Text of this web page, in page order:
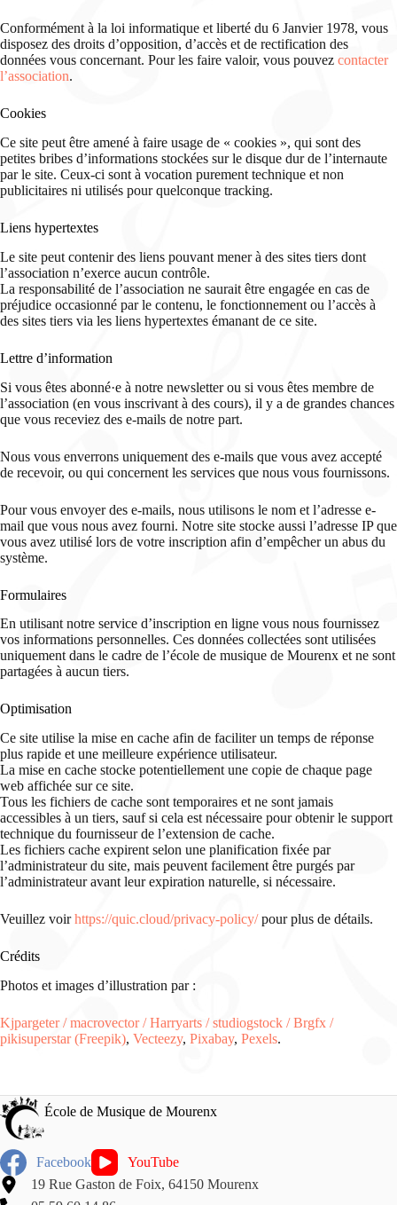
Conformément à la loi informatique et liberté du 6 Janvier 1978, vous
disposez des droits d’opposition, d’accès et de rectification des
données vous concernant. Pour les faire valoir, vous pouvez contacter
l’association.
Cookies
Ce site peut être amené à faire usage de « cookies », qui sont des
petites bribes d’informations stockées sur le disque dur de l’internaute
par le site. Ceux-ci sont à vocation purement technique et non
publicitaires ni utilisés pour quelconque tracking.
Liens hypertextes
Le site peut contenir des liens pouvant mener à des sites tiers dont
l’association n’exerce aucun contrôle.
La responsabilité de l’association ne saurait être engagée en cas de
préjudice occasionné par le contenu, le fonctionnement ou l’accès à
des sites tiers via les liens hypertextes émanant de ce site.
Lettre d’information
Si vous êtes abonné·e à notre newsletter ou si vous êtes membre de
l’association (en vous inscrivant à des cours), il y a de grandes chances
que vous receviez des e-mails de notre part.
Nous vous enverrons uniquement des e-mails que vous avez accepté
de recevoir, ou qui concernent les services que nous vous fournissons.
Pour vous envoyer des e-mails, nous utilisons le nom et l’adresse e-
mail que vous nous avez fourni. Notre site stocke aussi l’adresse IP que
vous avez utilisé lors de votre inscription afin d’empêcher un abus du
système.
Formulaires
En utilisant notre service d’inscription en ligne vous nous fournissez
vos informations personnelles. Ces données collectées sont utilisées
uniquement dans le cadre de l’école de musique de Mourenx et ne sont
partagées à aucun tiers.
Optimisation
Ce site utilise la mise en cache afin de faciliter un temps de réponse
plus rapide et une meilleure expérience utilisateur.
La mise en cache stocke potentiellement une copie de chaque page
web affichée sur ce site.
Tous les fichiers de cache sont temporaires et ne sont jamais
accessibles à un tiers, sauf si cela est nécessaire pour obtenir le support
technique du fournisseur de l’extension de cache.
Les fichiers cache expirent selon une planification fixée par
l’administrateur du site, mais peuvent facilement être purgés par
l’administrateur avant leur expiration naturelle, si nécessaire.
Veuillez voirhttps://quic.cloud/privacy-policy/pour plus de détails.
Crédits
Photos et images d’illustration par :
Kjpargeter / macrovector / Harryarts / studiogstock / Brgfx /
pikisuperstar (Freepik), Vecteezy, Pixabay, Pexels.
École de Musique de Mourenx
Facebook
YouTube
19 Rue Gaston de Foix, 64150 Mourenx